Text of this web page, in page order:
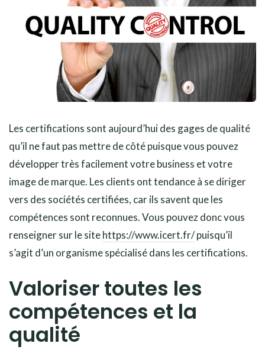
Les certifications sont aujourd’hui des gages de qualité
qu’il ne faut pas mettre de côté puisque vous pouvez
développer très facilement votre business et votre
image de marque. Les clients ont tendance à se diriger
vers des sociétés certifiées, car ils savent que les
compétences sont reconnues. Vous pouvez donc vous
renseigner sur le sitehttps://www.icert.fr/puisqu’il
s’agit d’un organisme spécialisé dans les certifications.
Valoriser toutes les
compétences et la
qualité